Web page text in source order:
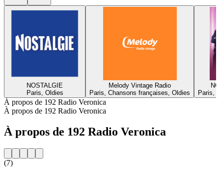
NOSTALGIE
Paris, Oldies
Melody Vintage Radio
Paris, Chansons françaises, Oldies
Paris,
À propos de 192 Radio Veronica
À propos de 192 Radio Veronica
À propos de 192 Radio Veronica
(7)